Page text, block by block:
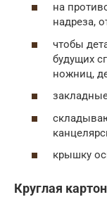
на
надреза,
чтобы
будущих
ножниц,
крышку
Круглая